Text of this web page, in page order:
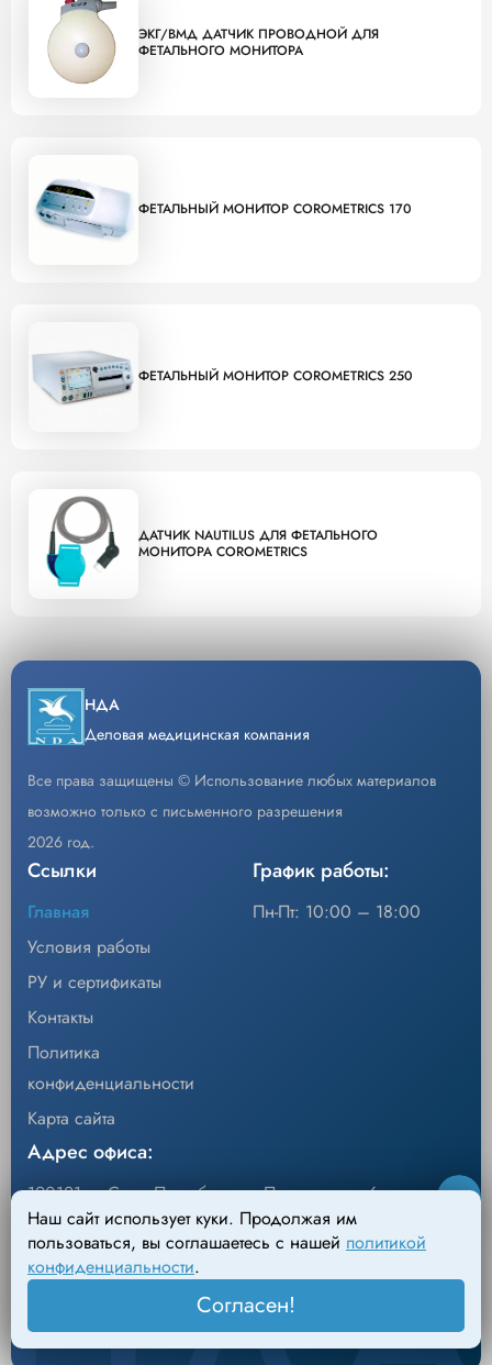
ЭКГ/ВМД ДАТЧИК ПРОВОДНОЙ ДЛЯ
ФЕТАЛЬНОГО МОНИТОРА
ФЕТАЛЬНЫЙ МОНИТОР COROMETRICS 170
ФЕТАЛЬНЫЙ МОНИТОР COROMETRICS 250
ДАТЧИК NAUTILUS ДЛЯ ФЕТАЛЬНОГО
МОНИТОРА COROMETRICS
НДА
Деловая медицинская компания
Все права защищены © Использование любых материалов
возможно только с письменного разрешения
2026 год.
Ссылки
Главная
Условия работы
РУ и сертификаты
Контакты
Политика
конфиденциальности
Карта сайта
График работы:
Пн-Пт: 10:00 – 18:00
Адрес офиса:
190121, г. Санкт-Петербург, ул.Перевозная, 6
Адрес склада:
198095, г. Санкт-Петербург, Михайловский пер., д.4
Наш сайт использует куки. Продолжая им
пользоваться, вы соглашаетесь с нашей политикой
конфиденциальности.
Согласен!